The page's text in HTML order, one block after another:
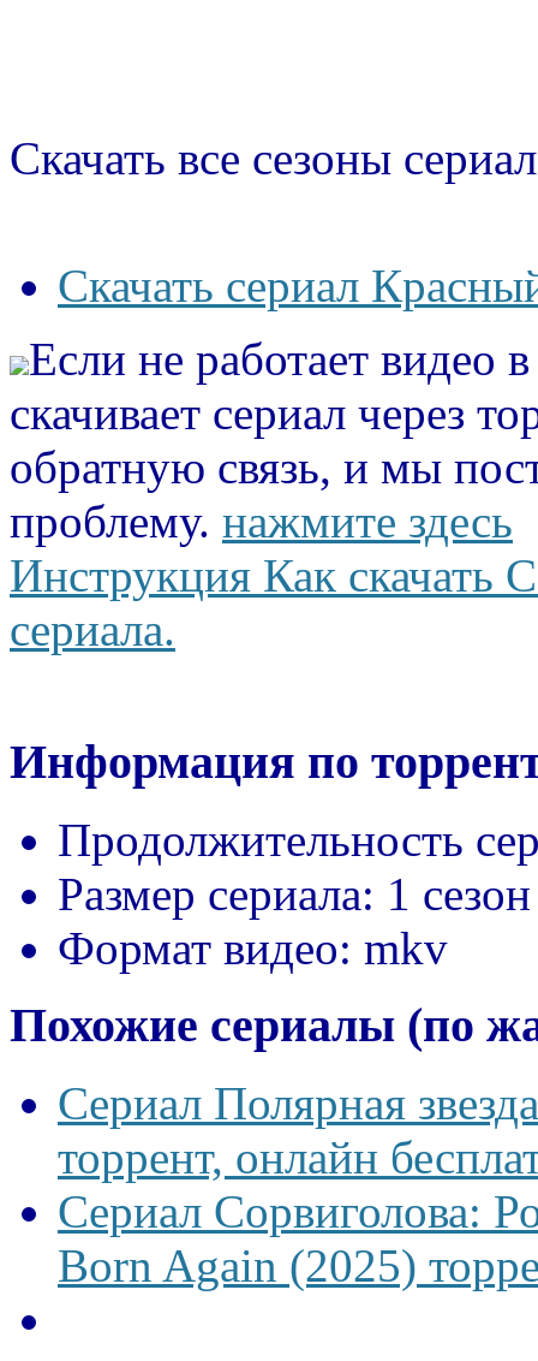
Скачать все сезоны
Скачать сериал
Если не работает видео
скачивает сериал через
обратную связь, и мы
проблему. нажмите здесь
Инструкция Как скачать
сериала.
Информация по
Продолжительность
Размер сериала: 1
Формат видео: mkv
Похожие сериалы (по
Сериал Полярная
торрент, онлайн
Сериал Сорвиголова:
Born Again (2025)